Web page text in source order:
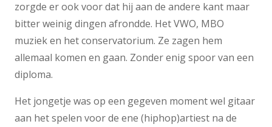
zorgde er ook voor dat hij aan de andere kant maar
bitter weinig dingen afrondde. Het VWO, MBO
muziek en het conservatorium. Ze zagen hem
allemaal komen en gaan. Zonder enig spoor van een
diploma.
Het jongetje was op een gegeven moment wel gitaar
aan het spelen voor de ene (hiphop)artiest na de